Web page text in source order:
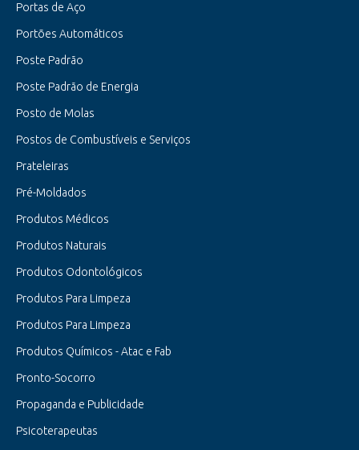
Portas de Aço
Portões Automáticos
Poste Padrão
Poste Padrão de Energia
Posto de Molas
Postos de Combustíveis e Serviços
Prateleiras
Pré-Moldados
Produtos Médicos
Produtos Naturais
Produtos Odontológicos
Produtos Para Limpeza
Produtos Para Limpeza
Produtos Químicos - Atac e Fab
Pronto-Socorro
Propaganda e Publicidade
Psicoterapeutas